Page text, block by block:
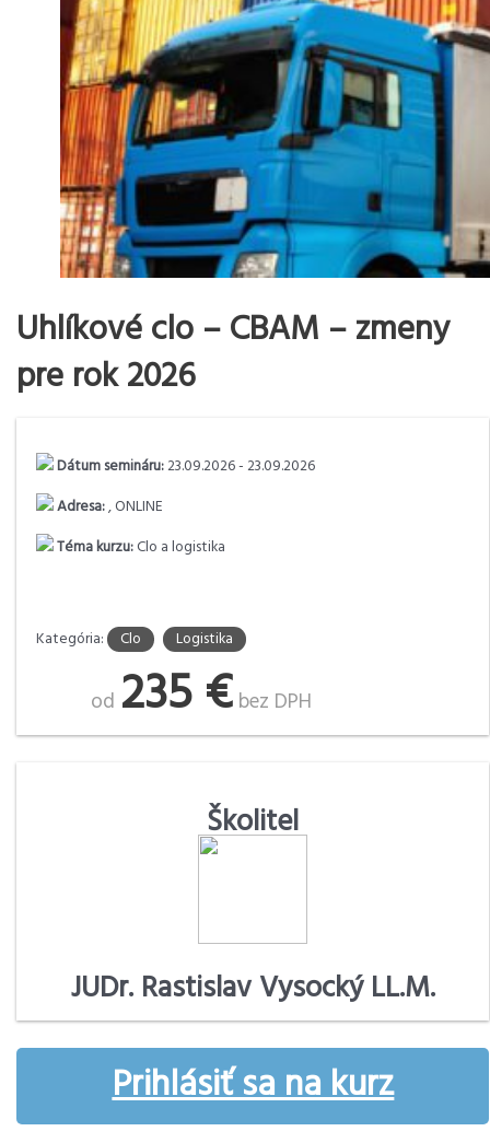
Uhlíkové clo – CBAM – zmeny
pre rok 2026
Dátum semináru:23.09.2026 - 23.09.2026
Adresa:, ONLINE
Téma kurzu:Clo a logistika
Kategória: Clo Logistika
od 235 € bez DPH
Školitel
JUDr. Rastislav Vysocký LL.M.
Prihlásiť sa na kurz